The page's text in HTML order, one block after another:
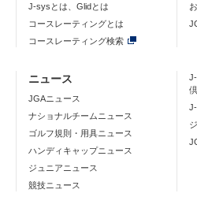
J-sysとは、Glidとは
コースレーティングとは
コースレーティング検索
ニュース
JGAニュース
ナショナルチームニュース
ゴルフ規則・用具ニュース
ハンディキャップニュース
ジュニアニュース
競技ニュース